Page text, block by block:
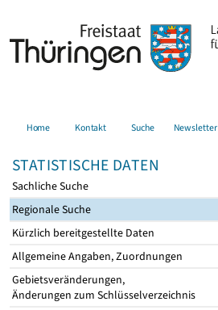
Home Kontakt Suche Newsletter
STATISTISCHE DATEN
Sachliche Suche
Regionale Suche
Kürzlich bereitgestellte Daten
Allgemeine Angaben, Zuordnungen
Gebietsveränderungen,
Änderungen zum Schlüsselverzeichnis